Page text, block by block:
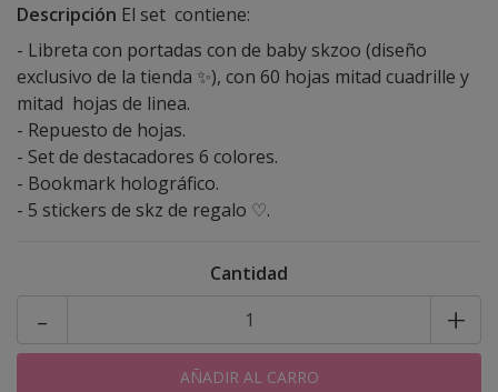
Descripción El set contiene:
- Libreta con portadas con de baby skzoo (diseño
exclusivo de la tienda ✨️), con 60 hojas mitad cuadrille y
mitad hojas de linea.
- Repuesto de hojas.
- Set de destacadores 6 colores.
- Bookmark holográfico.
- 5 stickers de skz de regalo ♡.
Cantidad
+
-